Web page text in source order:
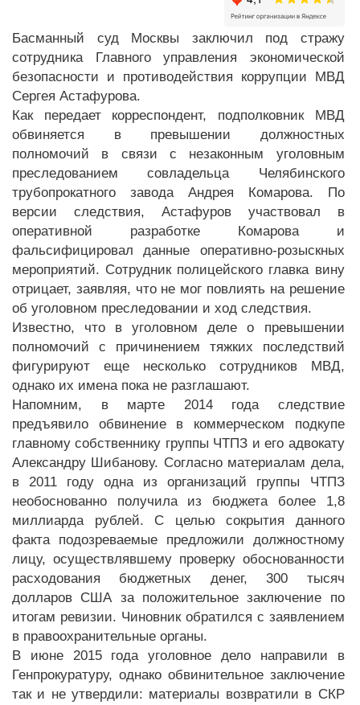
Басманный суд Москвы заключил под стражу
сотрудника Главного управления экономической
безопасности и противодействия коррупции МВД
Сергея Астафурова.
Как передает корреспондент, подполковник МВД
обвиняется в превышении должностных
полномочий в связи с незаконным уголовным
преследованием совладельца Челябинского
трубопрокатного завода Андрея Комарова. По
версии следствия, Астафуров участвовал в
оперативной разработке Комарова и
фальсифицировал данные оперативно-розыскных
мероприятий. Сотрудник полицейского главка вину
отрицает, заявляя, что не мог повлиять на решение
об уголовном преследовании и ход следствия.
Известно, что в уголовном деле о превышении
полномочий с причинением тяжких последствий
фигурируют еще несколько сотрудников МВД,
однако их имена пока не разглашают.
Напомним, в марте 2014 года следствие
предъявило обвинение в коммерческом подкупе
главному собственнику группы ЧТПЗ и его адвокату
Александру Шибанову. Согласно материалам дела,
в 2011 году одна из организаций группы ЧТПЗ
необоснованно получила из бюджета более 1,8
миллиарда рублей. С целью сокрытия данного
факта подозреваемые предложили должностному
лицу, осуществлявшему проверку обоснованности
расходования бюджетных денег, 300 тысяч
долларов США за положительное заключение по
итогам ревизии. Чиновник обратился с заявлением
в правоохранительные органы.
В июне 2015 года уголовное дело направили в
Генпрокуратуру, однако обвинительное заключение
так и не утвердили: материалы возвратили в СКР